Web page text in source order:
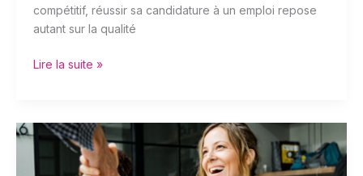
compétitif, réussir sa candidature à un emploi repose
autant sur la qualité
Lire la suite »
Comment
développer
sa